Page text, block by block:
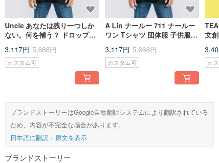
Uncle あなたは残り一つしか
ない。何を補う？ ドロップシ
速乾 黒T
3,117円 5,666円
カスタム可
A Lin ナールー 711 ナールー
ワン Tシャツ 団体服 子供服
ャツ ブラック
3,117円 5,666円
カスタム可
文
カ
ブランドストーリーはGoogle自動翻訳システムにより翻訳されている
ため、内容が不完全な場合があります。
日本語に翻訳
原文を表示
ブランドストーリー